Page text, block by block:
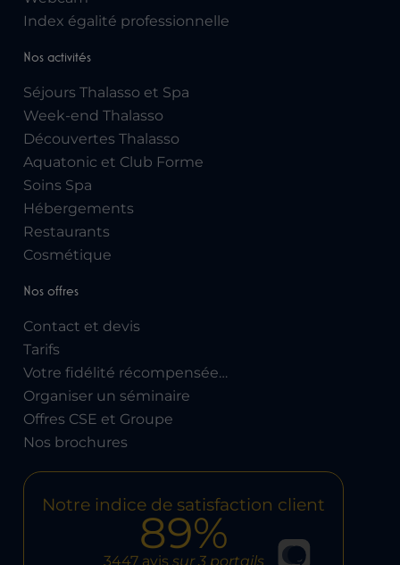
Index égalité professionnelle
Nos activités
Séjours Thalasso et Spa
Week-end Thalasso
Découvertes Thalasso
Aquatonic et Club Forme
Soins Spa
Hébergements
Restaurants
Cosmétique
Nos offres
Contact et devis
Tarifs
Votre fidélité récompensée…
Organiser un séminaire
Offres CSE et Groupe
Nos brochures
Notre indice de satisfaction client
89%
3447 avis sur 3 portails